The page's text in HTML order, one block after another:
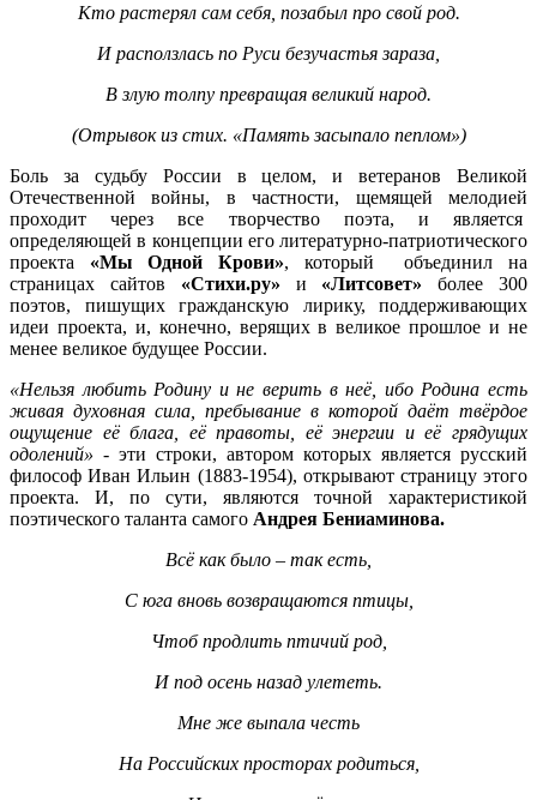
Кто растерял сам себя, позабыл про свой род.
И расползлась по Руси безучастья зараза,
В злую толпу превращая великий народ.
(Отрывок из стих. «Память засыпало пеплом»)
Боль за судьбу России в целом, и ветеранов Великой
Отечественной войны, в частности, щемящей мелодией
проходит через все творчество поэта, и является
определяющей в концепции его литературно-патриотического
проекта «Мы Одной Крови», который объединил на
страницах сайтов «Стихи.ру» и «Литсовет» более 300
поэтов, пишущих гражданскую лирику, поддерживающих
идеи проекта, и, конечно, верящих в великое прошлое и не
менее великое будущее России.
«Нельзя любить Родину и не верить в неё, ибо Родина есть
живая духовная сила, пребывание в которой даёт твёрдое
ощущение её блага, её правоты, её энергии и её грядущих
одолений» - эти строки, автором которых является русский
философ Иван Ильин (1883-1954), открывают страницу этого
проекта. И, по сути, являются точной характеристикой
поэтического таланта самого Андрея Бениаминова.
Всё как было – так есть,
С юга вновь возвращаются птицы,
Чтоб продлить птичий род,
И под осень назад улететь.
Мне же выпала честь
На Российских просторах родиться,